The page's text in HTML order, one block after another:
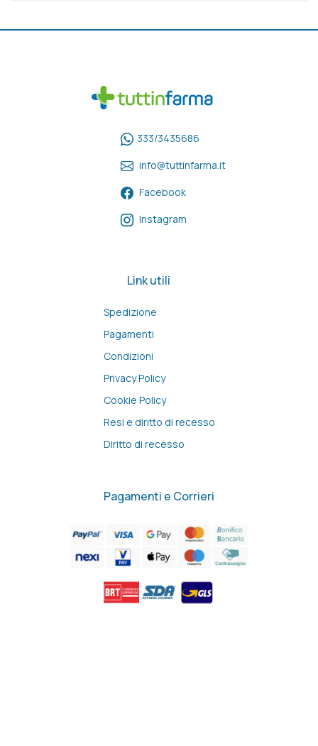
333/3435686
info@tuttinfarma.it
Facebook
Instagram
Link utili
Spedizione
Pagamenti
Condizioni
Privacy Policy
Cookie Policy
Resi e diritto di recesso
Diritto di recesso
Pagamenti e Corrieri